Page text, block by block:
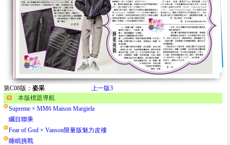
第C08版： 姿采 上一版3
本版標題導航
Supreme × MM6 Maison Margiela
矚目聯乘
Fear of God × Vanson限量版魅力皮褸
睡眠挑戰